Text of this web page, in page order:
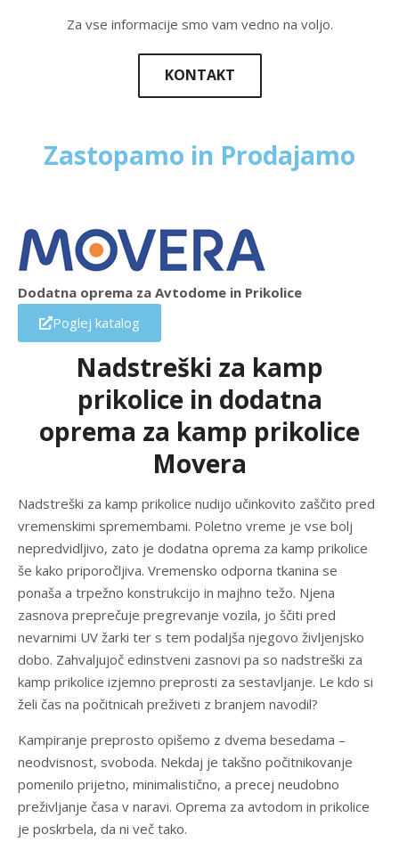
Za vse informacije smo vam vedno na voljo.
KONTAKT
Zastopamo in Prodajamo
Dodatna oprema za Avtodome in Prikolice
Poglej katalog
Nadstreški za kamp
prikolice in dodatna
oprema za kamp prikolice
Movera
Nadstreški za kamp prikolice nudijo učinkovito zaščito pred
vremenskimi spremembami. Poletno vreme je vse bolj
nepredvidljivo, zato je dodatna oprema za kamp prikolice
še kako priporočljiva. Vremensko odporna tkanina se
ponaša a trpežno konstrukcijo in majhno težo. Njena
zasnova preprečuje pregrevanje vozila, jo ščiti pred
nevarnimi UV žarki ter s tem podaljša njegovo življenjsko
dobo. Zahvaljujoč edinstveni zasnovi pa so nadstreški za
kamp prikolice izjemno preprosti za sestavljanje. Le kdo si
želi čas na počitnicah preživeti z branjem navodil?
Kampiranje preprosto opišemo z dvema besedama –
neodvisnost, svoboda. Nekdaj je takšno počitnikovanje
pomenilo prijetno, minimalistično, a precej neudobno
preživljanje časa v naravi. Oprema za avtodom in prikolice
je poskrbela, da ni več tako.